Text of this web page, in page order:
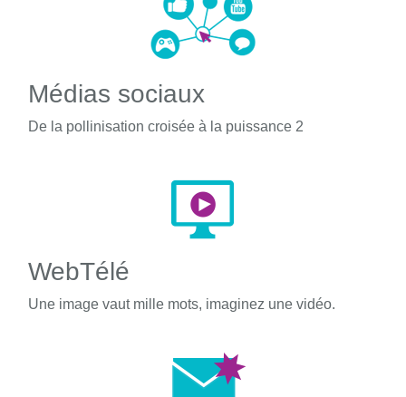
Médias sociaux
De la pollinisation croisée à la puissance 2
WebTélé
Une image vaut mille mots, imaginez une vidéo.